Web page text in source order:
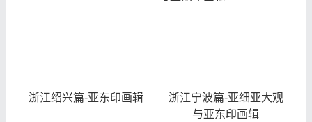
浙江绍兴篇-亚东印画辑
浙江宁波篇-亚细亚大观
与亚东印画辑